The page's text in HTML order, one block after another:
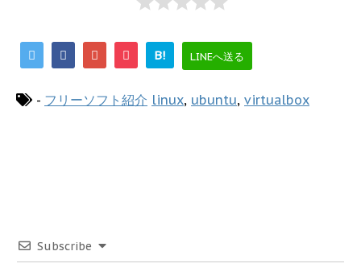
B! LINEへ送る
- フリーソフト紹介 linux, ubuntu, virtualbox
Subscribe